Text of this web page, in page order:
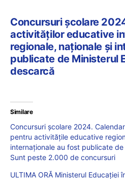
Concursuri școlare
activităților educative
regionale, naționale și
publicate de Ministerul
descarcă
Similare
Concursuri școlare 2024.
pentru activitățile educative
internaționale au fost publicate
Sunt peste 2.000 de concursuri
ULTIMA ORĂ Ministerul Educației